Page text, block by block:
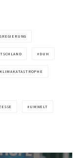
DUH
KLIMAKATASTROPHE
UMWELT